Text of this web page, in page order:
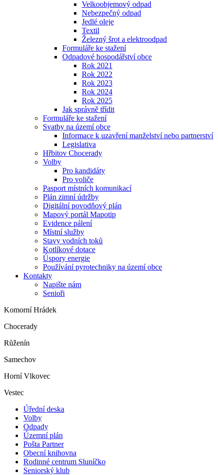
Velkoobjemový odpad
Nebezpečný odpad
Jedlé oleje
Textil
Železný šrot a elektroodpad
Formuláře ke stažení
Odpadové hospodářství obce
Rok 2021
Rok 2022
Rok 2023
Rok 2024
Rok 2025
Jak správně třídit
Formuláře ke stažení
Svatby na území obce
Informace k uzavření manželství nebo partnerství
Legislativa
Hřbitov Chocerady
Volby
Pro kandidáty
Pro voliče
Pasport místních komunikací
Plán zimní údržby
Digitální povodňový plán
Mapový portál Mapotip
Evidence pálení
Místní služby
Stavy vodních toků
Kotlíkové dotace
Úspory energie
Používání pyrotechniky na území obce
Kontakty
Napište nám
Senioři
Komorní Hrádek
Chocerady
Růženín
Samechov
Horní Vlkovec
Vestec
Úřední deska
Volby
Odpady
Územní plán
Pošta Partner
Obecní knihovna
Rodinné centrum Sluníčko
Seniorský klub